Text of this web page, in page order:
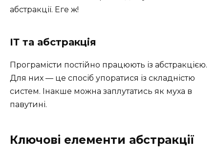
абстракції. Еге ж!
ІТ та абстракція
Програмісти постійно працюють із абстракцією.
Для них — це спосіб упоратися із складністю
систем. Інакше можна заплутатись як муха в
павутині.
Ключові елементи абстракції